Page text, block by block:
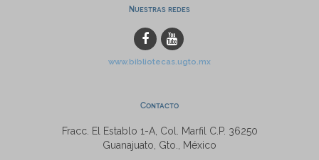
Nuestras redes
www.bibliotecas.ugto.mx
Contacto
Fracc. El Establo 1-A, Col. Marfil C.P. 36250
Guanajuato, Gto., México